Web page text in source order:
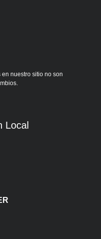
nuestro sitio no son
Local